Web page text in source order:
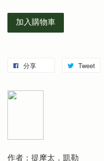
加入購物車
分享 Tweet
作者：提摩太．凱勒